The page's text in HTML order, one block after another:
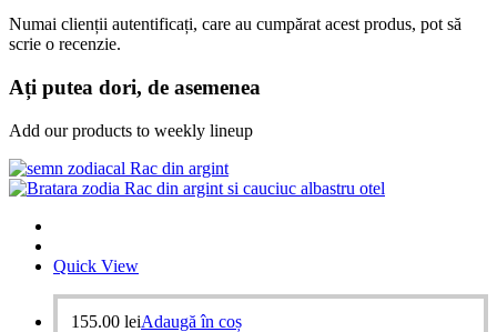
Numai clienții autentificați, care au cumpărat acest produs, pot să
scrie o recenzie.
Ați putea dori, de asemenea
Add our products to weekly lineup
Quick View
155.00 leiAdaugă în coș